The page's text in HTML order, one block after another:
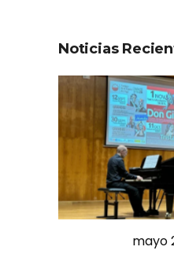
Noticias
mayo